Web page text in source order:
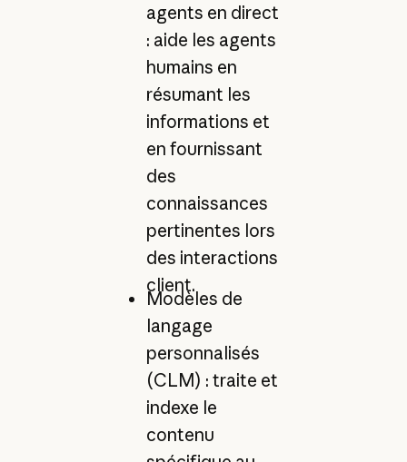
agents en direct
: aide les agents
humains en
résumant les
informations et
en fournissant
des
connaissances
pertinentes lors
des interactions
client.
Modèles de
langage
personnalisés
(CLM) : traite et
indexe le
contenu